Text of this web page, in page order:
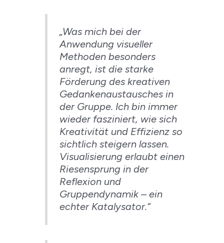
„Was mich bei der
Anwendung visueller
Methoden besonders
anregt, ist die starke
Förderung des kreativen
Gedankenaustausches in
der Gruppe. Ich bin immer
wieder fasziniert, wie sich
Kreativität und Effizienz so
sichtlich steigern lassen.
Visualisierung erlaubt einen
Riesensprung in der
Reflexion und
Gruppendynamik – ein
echter Katalysator.“